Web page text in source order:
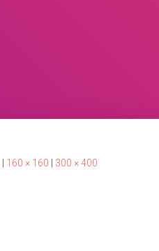
160 × 160 300 × 400